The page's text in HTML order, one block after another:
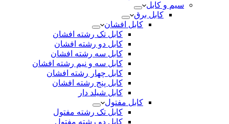
سیم و کابل
کابل برق
کابل افشان
کابل تک رشته افشان
کابل دو رشته افشان
کابل سه رشته افشان
کابل سه و نیم رشته افشان
کابل چهار رشته افشان
کابل پنج رشته افشان
کابل شیلد دار
کابل مفتول
کابل تک رشته مفتول
کابل دو رشته مفتول